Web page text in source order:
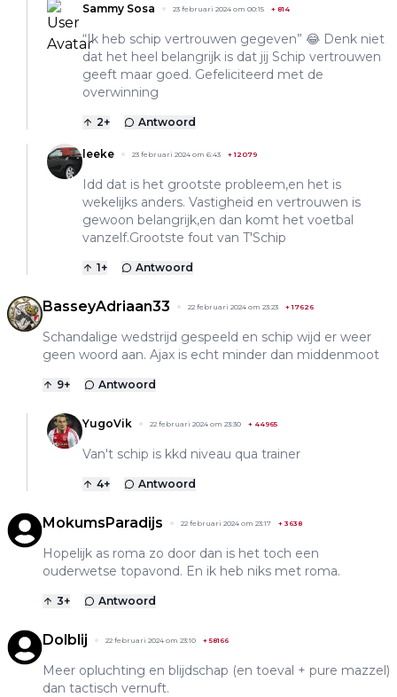
Sammy Sosa 23 februari 2024 om 00:15 + 814
“Ik heb schip vertrouwen gegeven” 😂 Denk niet
dat het heel belangrijk is dat jij Schip vertrouwen
geeft maar goed. Gefeliciteerd met de
overwinning
2+ Antwoord
leeke 23 februari 2024 om 6:43 +12079
Idd dat is het grootste probleem,en het is
wekelijks anders. Vastigheid en vertrouwen is
gewoon belangrijk,en dan komt het voetbal
vanzelf.Grootste fout van T'Schip
1+ Antwoord
BasseyAdriaan33 22 februari 2024 om 23:23 +17626
Schandalige wedstrijd gespeeld en schip wijd er weer
geen woord aan. Ajax is echt minder dan middenmoot
9+ Antwoord
YugoVik 22 februari 2024 om 23:30 + 44965
Van't schip is kkd niveau qua trainer
4+ Antwoord
MokumsParadijs 22 februari 2024 om 23:17 + 3638
Hopelijk as roma zo door dan is het toch een
ouderwetse topavond. En ik heb niks met roma.
3+ Antwoord
Dolblij 22 februari 2024 om 23:10 + 58166
Meer opluchting en blijdschap (en toeval + pure mazzel)
dan tactisch vernuft.